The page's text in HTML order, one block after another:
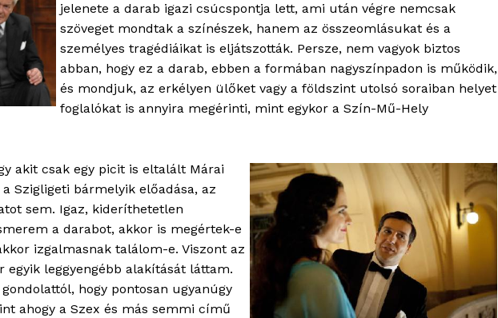
ELŐFIZETÉS
Hirdetés
jelenete a darab igazi csúcspontja lett, ami után végre nemcsak
szöveget mondtak a színészek, hanem az összeomlásukat és a
személyes tragédiáikat is eljátszották. Persze, nem vagyok biztos
abban, hogy ez a darab, ebben a formában nagyszínpadon is működik,
és mondjuk, az erkélyen ülőket vagy a földszint utolsó soraiban helyet
foglalókat is annyira megérinti, mint egykor a Szín-Mű-Hely
akit csak egy picit is eltalált Márai
Szigligeti bármelyik előadása, az
sem. Igaz, kideríthetetlen
a darabot, akkor is megértek-e
izgalmasnak találom-e. Viszont az
egyik leggyengébb alakítását láttam.
hogy pontosan ugyanúgy
ahogy a Szex és más semmi című